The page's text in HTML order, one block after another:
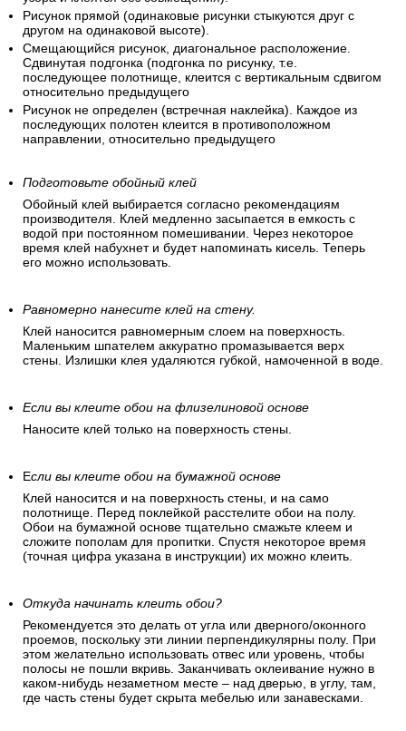
Рисунок прямой (одинаковые рисунки стыкуются друг с
другом на одинаковой высоте).
Смещающийся рисунок, диагональное расположение.
Сдвинутая подгонка (подгонка по рисунку, т.е.
последующее полотнище, клеится с вертикальным сдвигом
относительно предыдущего
Рисунок не определен (встречная наклейка). Каждое из
последующих полотен клеится в противоположном
направлении, относительно предыдущего
Подготовьте обойный клей
Обойный клей выбирается согласно рекомендациям
производителя. Клей медленно засыпается в емкость с
водой при постоянном помешивании. Через некоторое
время клей набухнет и будет напоминать кисель. Теперь
его можно использовать.
Равномерно нанесите клей на стену.
Клей наносится равномерным слоем на поверхность.
Маленьким шпателем аккуратно промазывается верх
стены. Излишки клея удаляются губкой, намоченной в воде.
Если вы клеите обои на флизелиновой основе
Наносите клей только на поверхность стены.
Если вы клеите обои на бумажной основе
Клей наносится и на поверхность стены, и на само
полотнище. Перед поклейкой расстелите обои на полу.
Обои на бумажной основе тщательно смажьте клеем и
сложите пополам для пропитки. Спустя некоторое время
(точная цифра указана в инструкции) их можно клеить.
Откуда начинать клеить обои?
Рекомендуется это делать от угла или дверного/оконного
проемов, поскольку эти линии перпендикулярны полу. При
этом желательно использовать отвес или уровень, чтобы
полосы не пошли вкривь. Заканчивать оклеивание нужно в
каком-нибудь незаметном месте – над дверью, в углу, там,
где часть стены будет скрыта мебелью или занавесками.